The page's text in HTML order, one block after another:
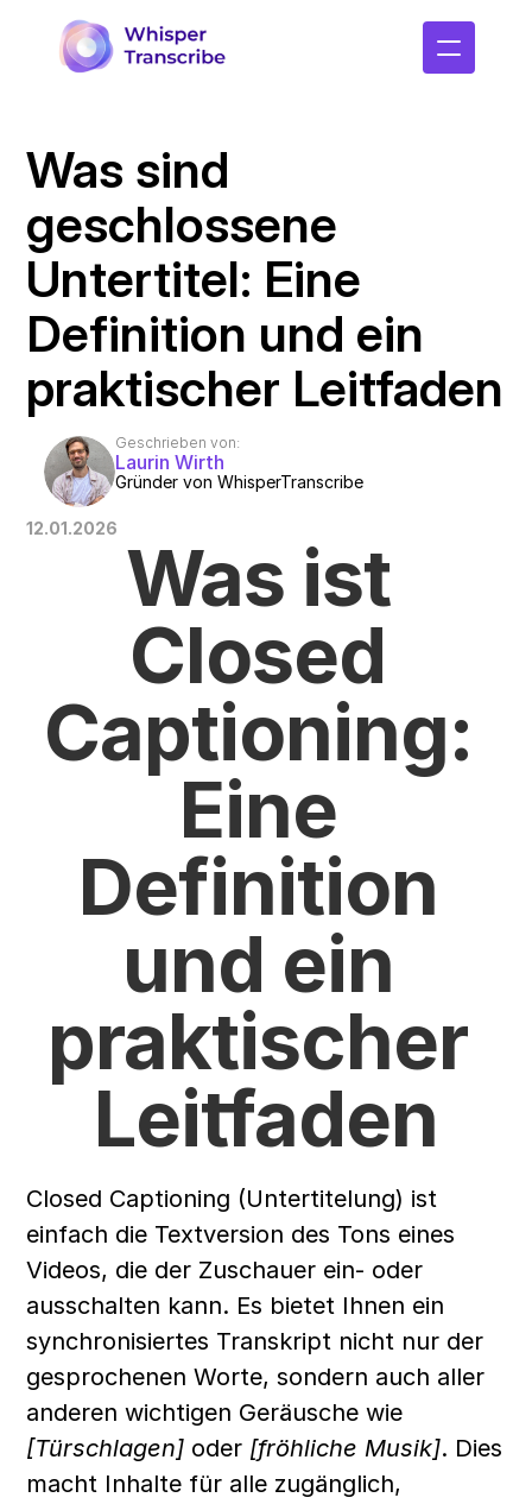
Was sind
geschlossene
Untertitel: Eine
Definition und ein
praktischer Leitfaden
12.01.2026
Was ist
Closed
Captioning:
Eine
Definition
und ein
praktischer
Leitfaden
Closed Captioning (Untertitelung) ist
einfach die Textversion des Tons eines
Videos, die der Zuschauer ein- oder
ausschalten kann. Es bietet Ihnen ein
synchronisiertes Transkript nicht nur der
gesprochenen Worte, sondern auch aller
[Türschlagen] oder [fröhliche Musik]. Dies
macht Inhalte für alle zugänglich,
Geschrieben von:
Laurin Wirth
Gründer von WhisperTranscribe